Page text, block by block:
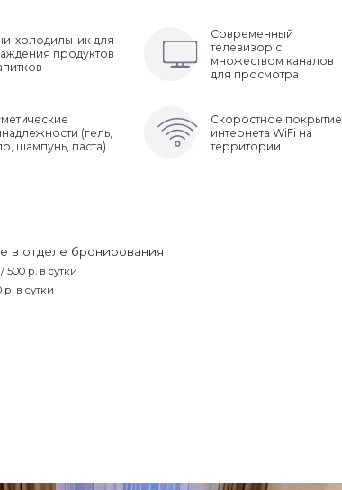
На Море
На Море
холодильник для
продуктов
Современный
телевизор с
множеством каналов
для просмотра
(гель,
шампунь, паста)
Скоростное покрытие
интернета WiFi на
территории
в отделе бронирования
р. в сутки
в сутки